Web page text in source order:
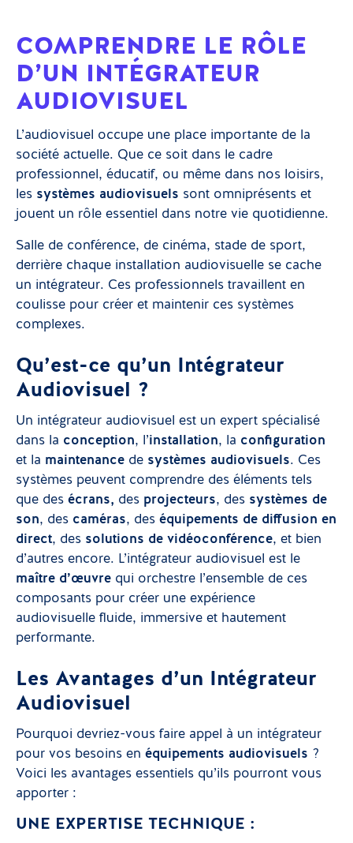
COMPRENDRE LE RÔLE
D’UN INTÉGRATEUR
AUDIOVISUEL
L’audiovisuel occupe une place importante de la
société actuelle. Que ce soit dans le cadre
professionnel, éducatif, ou même dans nos loisirs,
les systèmes audiovisuels sont omniprésents et
jouent un rôle essentiel dans notre vie quotidienne.
Salle de conférence, de cinéma, stade de sport,
derrière chaque installation audiovisuelle se cache
un intégrateur. Ces professionnels travaillent en
coulisse pour créer et maintenir ces systèmes
complexes.
Qu’est-ce qu’un Intégrateur
Audiovisuel ?
Un intégrateur audiovisuel est un expert spécialisé
dans la conception, l’installation, la configuration
et la maintenance de systèmes audiovisuels. Ces
systèmes peuvent comprendre des éléments tels
que des écrans, des projecteurs, des systèmes de
son, des caméras, des équipements de diffusion en
direct, des solutions de vidéoconférence, et bien
d’autres encore. L’intégrateur audiovisuel est le
maître d’œuvre qui orchestre l’ensemble de ces
composants pour créer une expérience
audiovisuelle fluide, immersive et hautement
performante.
Les Avantages d’un Intégrateur
Audiovisuel
Pourquoi devriez-vous faire appel à un intégrateur
pour vos besoins en équipements audiovisuels ?
Voici les avantages essentiels qu’ils pourront vous
apporter :
UNE EXPERTISE TECHNIQUE :